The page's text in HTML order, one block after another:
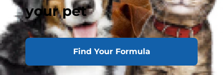
your pet
Find Your Formula